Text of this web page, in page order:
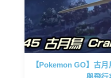
【Pokemon GO】古